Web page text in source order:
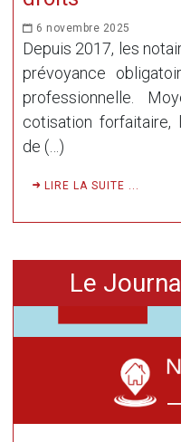
6 novembre 2025
Depuis 2017, les
prévoyance
professionnelle.
cotisation forfaitaire,
de (…)
LIRE LA SUITE ...
Le